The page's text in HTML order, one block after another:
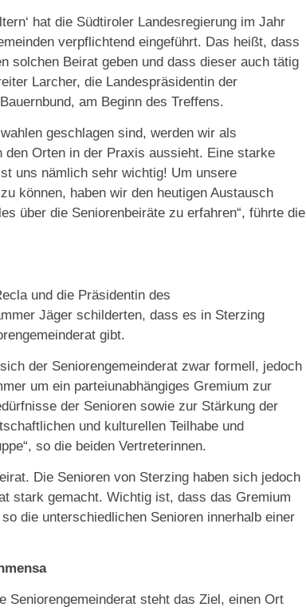
hat die Südtiroler Landesregierung im Jahr
verpflichtend eingeführt. Das heißt, dass
solchen Beirat geben und dass dieser auch tätig
Larcher, die Landespräsidentin der
am Beginn des Treffens.
geschlagen sind, werden wir als
den Orten in der Praxis aussieht. Eine starke
uns nämlich sehr wichtig! Um unsere
können, haben wir den heutigen Austausch
über die Seniorenbeiräte zu erfahren“, führte die
und die Präsidentin des
Jäger schilderten, dass es in Sterzing
gibt.
der Seniorengemeinderat zwar formell, jedoch
um ein parteiunabhängiges Gremium zur
der Senioren sowie zur Stärkung der
und kulturellen Teilhabe und
so die beiden Vertreterinnen.
Die Senioren von Sterzing haben sich jedoch
stark gemacht. Wichtig ist, dass das Gremium
die unterschiedlichen Senioren innerhalb einer
Seniorengemeinderat steht das Ziel, einen Ort